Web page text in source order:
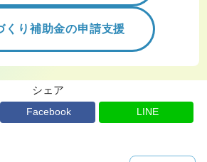
くり補助金の申請支援
シェア
Facebook LINE